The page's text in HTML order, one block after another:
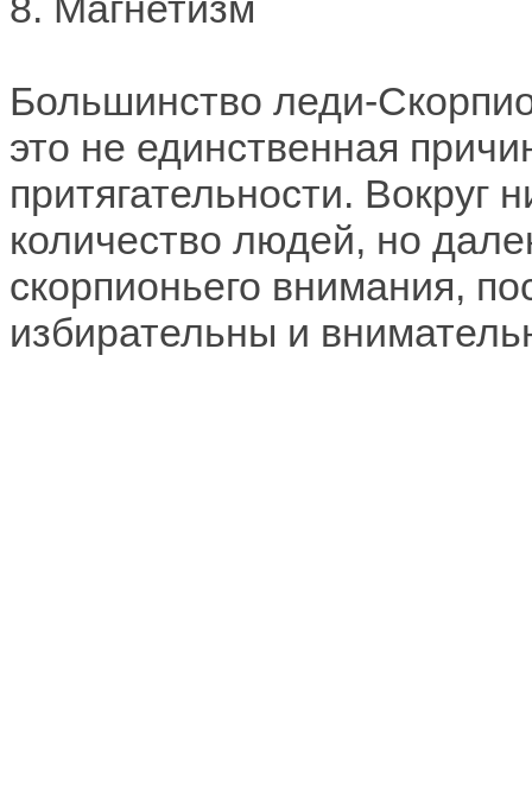
Большинство леди-
это не единственная
притягательности. Вокруг
количество людей, но
скорпионьего внимания,
избирательны и